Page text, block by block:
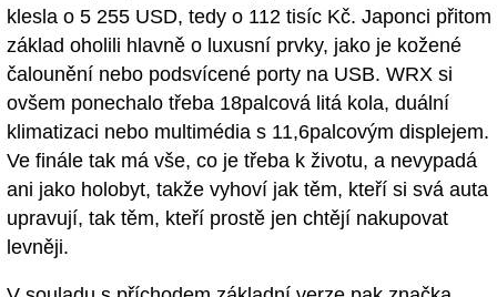
klesla o 5 255 USD, tedy o 112 tisíc Kč. Japonci přitom
základ oholili hlavně o luxusní prvky, jako je kožené
čalounění nebo podsvícené porty na USB. WRX si
ovšem ponechalo třeba 18palcová litá kola, duální
klimatizaci nebo multimédia s 11,6palcovým displejem.
Ve finále tak má vše, co je třeba k životu, a nevypadá
ani jako holobyt, takže vyhoví jak těm, kteří si svá auta
upravují, tak těm, kteří prostě jen chtějí nakupovat
levněji.